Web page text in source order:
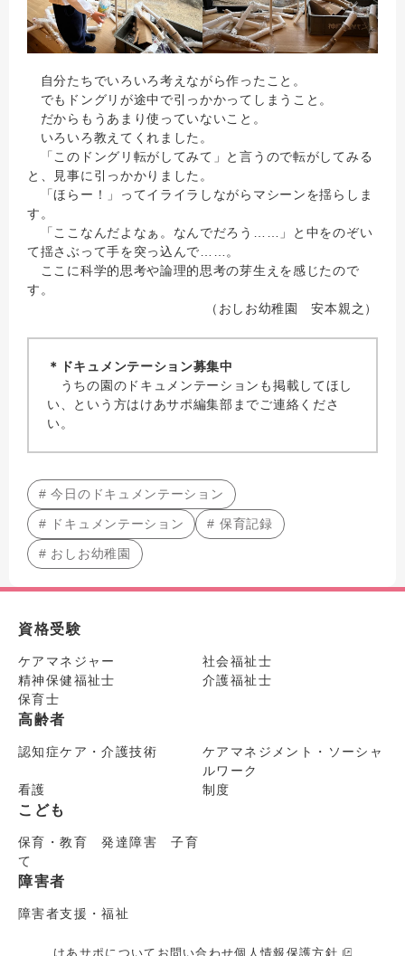
自分たちでいろいろ考えながら作ったこと。
でもドングリが途中で引っかかってしまうこと。
だからもうあまり使っていないこと。
いろいろ教えてくれました。
「このドングリ転がしてみて」と言うので転がしてみる
と、見事に引っかかりました。
「ほらー！」ってイライラしながらマシーンを揺らしま
す。
「ここなんだよなぁ。なんでだろう……」と中をのぞい
て揺さぶって手を突っ込んで……。
ここに科学的思考や論理的思考の芽生えを感じたので
す。
（おしお幼稚園 安本親之）
＊ドキュメンテーション募集中
うちの園のドキュメンテーションも掲載してほし
い、という方はけあサポ編集部までご連絡くださ
い。
# 今日のドキュメンテーション
# ドキュメンテーション # 保育記録
# おしお幼稚園
資格受験
ケアマネジャー
社会福祉士
精神保健福祉士
介護福祉士
保育士
高齢者
認知症ケア・介護技術
ケアマネジメント・ソーシャ
ルワーク
看護
制度
こども
保育・教育 発達障害 子育
て
障害者
障害者支援・福祉
けあサポについて お問い合わせ個人情報保護方針